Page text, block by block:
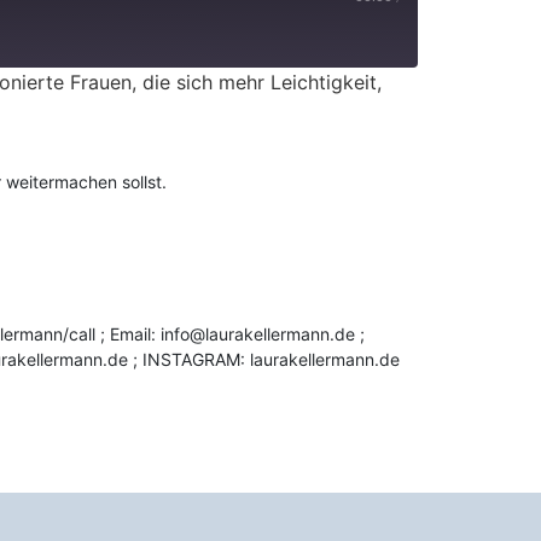
Frauen, die sich mehr Leichtigkeit,
sollst.
call ; Email: info@laurakellermann.de ;
; INSTAGRAM: laurakellermann.de